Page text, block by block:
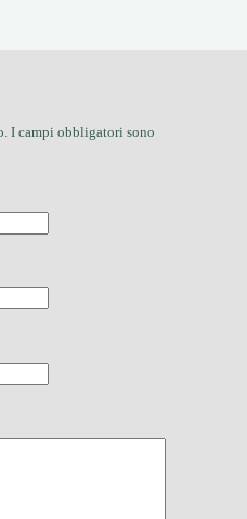
I campi obbligatori sono